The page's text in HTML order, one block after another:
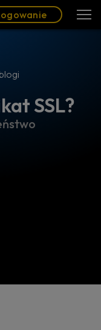
SSL?